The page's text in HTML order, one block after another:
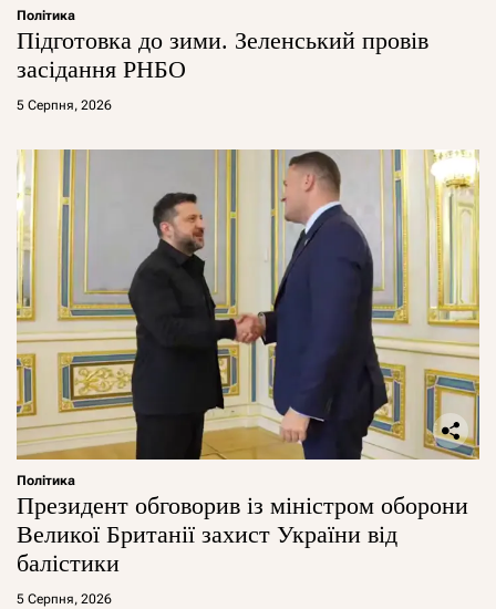
Політика
Підготовка до зими. Зеленський провів
засідання РНБО
5 Серпня, 2026
Політика
Президент обговорив із міністром оборони
Великої Британії захист України від
балістики
5 Серпня, 2026